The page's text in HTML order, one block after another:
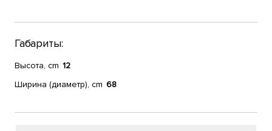
Габариты:
Высота, cm 12
Ширина (диаметр), cm 68